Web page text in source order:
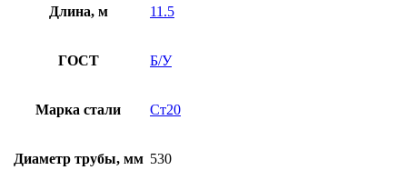
Длина, м 11.5
ГОСТ Б/У
Марка стали Ст20
Диаметр трубы, мм 530